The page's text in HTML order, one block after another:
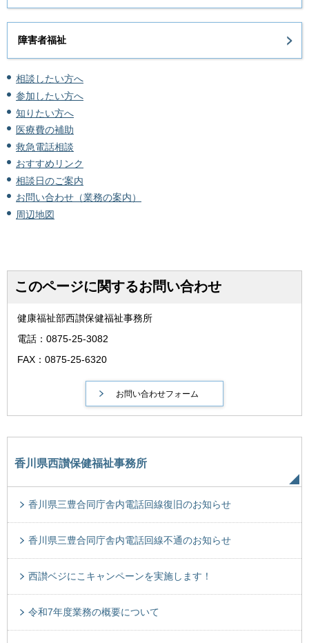
障害者福祉
相談したい方へ
参加したい方へ
知りたい方へ
医療費の補助
救急電話相談
おすすめリンク
相談日のご案内
お問い合わせ（業務の案内）
周辺地図
このページに関するお問い合わせ
健康福祉部西讃保健福祉事務所
電話：0875-25-3082
FAX：0875-25-6320
香川県西讃保健福祉事務所
香川県三豊合同庁舎内電話回線復旧のお知らせ
香川県三豊合同庁舎内電話回線不通のお知らせ
西讃ベジにこキャンペーンを実施します！
令和7年度業務の概要について